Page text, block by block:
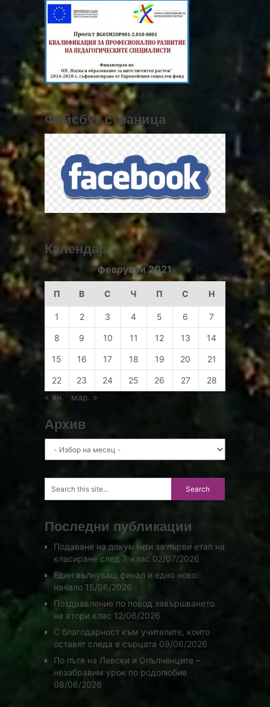
Фейсбук страница
Календар
февруари 2021
П В С Ч П С Н
1 2 3 4 5 6 7
8 9 10 11 12 13 14
15 16 17 18 19 20 21
22 23 24 25 26 27
28
« ян.
мар. »
Архив
Последни публикации
Подаване на документи за първи етап на
класиране след 7. клас 02/07/2026
Един вълнуващ финал и едно ново
начало 15/06/2026
Поздравление по повод завършването
на втори клас 12/06/2026
С благодарност към учителите, които
оставят следа в сърцата 09/06/2026
По пътя на Левски и Опълченците –
незабравим урок по родолюбие
08/06/2026